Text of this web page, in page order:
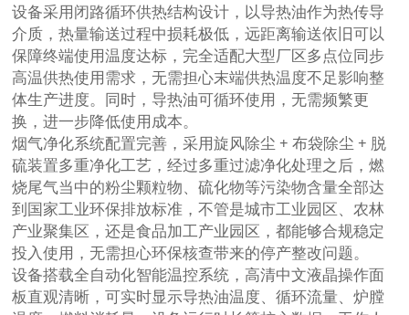
设备采用闭路循环供热结构设计，以导热油作为热传导
介质，热量输送过程中损耗极低，远距离输送依旧可以
保障终端使用温度达标，完全适配大型厂区多点位同步
高温供热使用需求，无需担心末端供热温度不足影响整
体生产进度。同时，导热油可循环使用，无需频繁更
换，进一步降低使用成本。
烟气净化系统配置完善，采用旋风除尘 + 布袋除尘 + 脱
硫装置多重净化工艺，经过多重过滤净化处理之后，燃
烧尾气当中的粉尘颗粒物、硫化物等污染物含量全部达
到国家工业环保排放标准，不管是城市工业园区、农林
产业聚集区，还是食品加工产业园区，都能够合规稳定
投入使用，无需担心环保核查带来的停产整改问题。
设备搭载全自动化智能温控系统，高清中文液晶操作面
板直观清晰，可实时显示导热油温度、循环流量、炉膛